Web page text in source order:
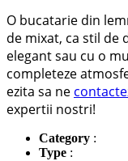
O bucatarie din
de mixat, ca stil de
elegant sau cu o
completeze
ezita sa ne
expertii nostri!
Category :
Type :